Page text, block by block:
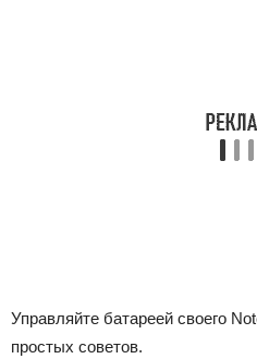
Управляйте батареей своего
простых советов.